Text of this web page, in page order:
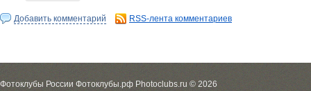
Добавить комментарий RSS-лента комментариев
Фотоклубы России Фотоклубы.рф Photoclubs.ru © 2026